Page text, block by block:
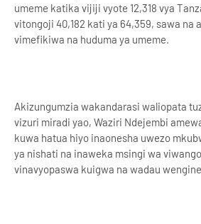
umeme katika vijiji vyote 12,318 vya
vitongoji 40,182 kati ya 64,359, sawa na
vimefikiwa na huduma ya umeme.
Akizungumzia wakandarasi waliopata
vizuri miradi yao, Waziri Ndejembi
kuwa hatua hiyo inaonesha uwezo
ya nishati na inaweka msingi wa
vinavyopaswa kuigwa na wadau